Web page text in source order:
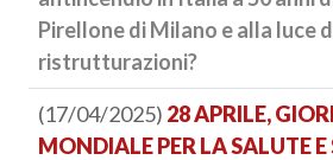
Pirellone di Milano e alla luce
ristrutturazioni?
(17/04/2025) 28 APRILE,
MONDIALE PER LA SALUTE